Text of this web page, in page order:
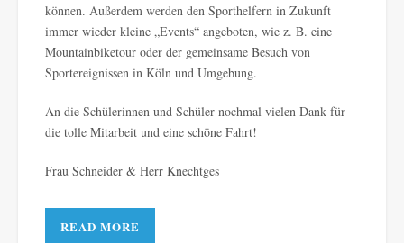
können. Außerdem werden den Sporthelfern in Zukunft
immer wieder kleine „Events“ angeboten, wie z. B. eine
Mountainbiketour oder der gemeinsame Besuch von
Sportereignissen in Köln und Umgebung.
An die Schülerinnen und Schüler nochmal vielen Dank für
die tolle Mitarbeit und eine schöne Fahrt!
Frau Schneider & Herr Knechtges
READ MORE